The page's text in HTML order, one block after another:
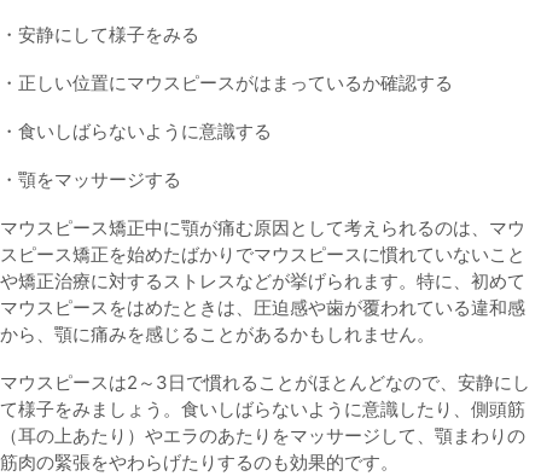
・安静にして様子をみる
・正しい位置にマウスピースがはまっているか確認する
・食いしばらないように意識する
・顎をマッサージする
マウスピース矯正中に顎が痛む原因として考えられるのは、マウ
スピース矯正を始めたばかりでマウスピースに慣れていないこと
や矯正治療に対するストレスなどが挙げられます。特に、初めて
マウスピースをはめたときは、圧迫感や歯が覆われている違和感
から、顎に痛みを感じることがあるかもしれません。
マウスピースは2～3日で慣れることがほとんどなので、安静にし
て様子をみましょう。食いしばらないように意識したり、側頭筋
（耳の上あたり）やエラのあたりをマッサージして、顎まわりの
筋肉の緊張をやわらげたりするのも効果的です。